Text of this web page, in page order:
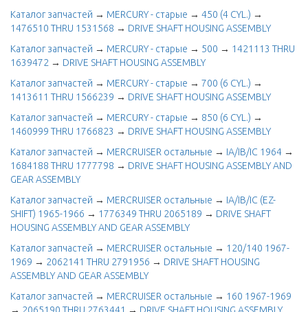
Каталог запчастей → MERCURY - старые → 450 (4 CYL.) →
1476510 THRU 1531568 → DRIVE SHAFT HOUSING ASSEMBLY
Каталог запчастей → MERCURY - старые → 500 → 1421113 THRU
1639472 → DRIVE SHAFT HOUSING ASSEMBLY
Каталог запчастей → MERCURY - старые → 700 (6 CYL.) →
1413611 THRU 1566239 → DRIVE SHAFT HOUSING ASSEMBLY
Каталог запчастей → MERCURY - старые → 850 (6 CYL.) →
1460999 THRU 1766823 → DRIVE SHAFT HOUSING ASSEMBLY
Каталог запчастей → MERCRUISER остальные → IA/IB/IC 1964 →
1684188 THRU 1777798 → DRIVE SHAFT HOUSING ASSEMBLY AND
GEAR ASSEMBLY
Каталог запчастей → MERCRUISER остальные → IA/IB/IC (EZ-
SHIFT) 1965-1966 → 1776349 THRU 2065189 → DRIVE SHAFT
HOUSING ASSEMBLY AND GEAR ASSEMBLY
Каталог запчастей → MERCRUISER остальные → 120/140 1967-
1969 → 2062141 THRU 2791956 → DRIVE SHAFT HOUSING
ASSEMBLY AND GEAR ASSEMBLY
Каталог запчастей → MERCRUISER остальные → 160 1967-1969